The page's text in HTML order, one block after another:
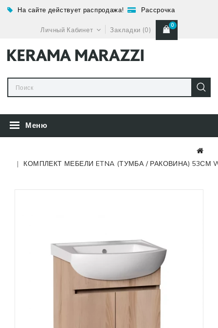
На сайте действует распродажа! Рассрочка
Личный Кабинет Закладки (0)
0
Меню
КОМПЛЕКТ МЕБЕЛИ ETNA (ТУМБА / РАКОВИНА) 53СМ